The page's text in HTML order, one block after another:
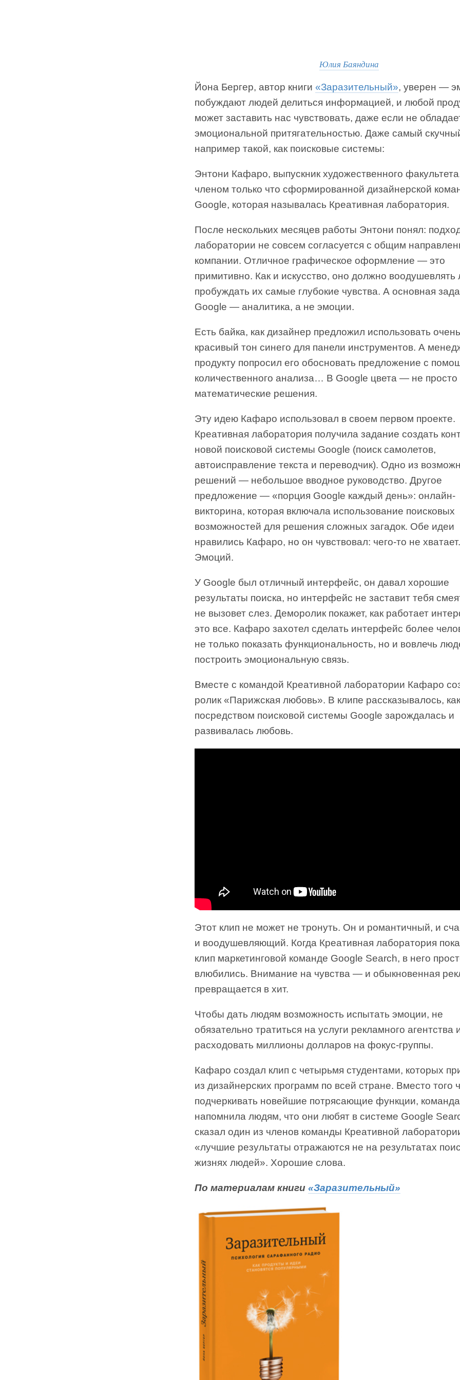
Юлия Баяндина
Йона Бергер, автор книги «Заразительный», уверен —
побуждают людей делиться информацией, и любой
может заставить нас чувствовать, даже если не
эмоциональной притягательностью. Даже самый
например такой, как поисковые системы:
Энтони Кафаро, выпускник художественного
членом только что сформированной дизайнерской
Google, которая называлась Креативная лаборатория.
После нескольких месяцев работы Энтони понял:
лаборатории не совсем согласуется с общим
компании. Отличное графическое оформление — это
примитивно. Как и искусство, оно должно воодушевлять
пробуждать их самые глубокие чувства. А основная
Google — аналитика, а не эмоции.
Есть байка, как дизайнер предложил использовать очень
красивый тон синего для панели инструментов. А
продукту попросил его обосновать предложение с
количественного анализа… В Google цвета — не просто
математические решения.
Эту идею Кафаро использовал в своем первом проекте.
Креативная лаборатория получила задание создать
новой поисковой системы Google (поиск самолетов,
автоисправление текста и переводчик). Одно из
решений — небольшое вводное руководство. Другое
предложение — «порция Google каждый день»: онлайн-
викторина, которая включала использование поисковых
возможностей для решения сложных загадок. Обе идеи
нравились Кафаро, но он чувствовал: чего-то не
Эмоций.
У Google был отличный интерфейс, он давал хорошие
результаты поиска, но интерфейс не заставит тебя
не вызовет слез. Деморолик покажет, как работает
это все. Кафаро захотел сделать интерфейс более
не только показать функциональность, но и вовлечь
построить эмоциональную связь.
Вместе с командой Креативной лаборатории Кафаро
ролик «Парижская любовь». В клипе рассказывалось, как
посредством поисковой системы Google зарождалась и
развивалась любовь.
Этот клип не может не тронуть. Он и романтичный, и
и воодушевляющий. Когда Креативная лаборатория
клип маркетинговой команде Google Search, в него
влюбились. Внимание на чувства — и обыкновенная
превращается в хит.
Чтобы дать людям возможность испытать эмоции, не
обязательно тратиться на услуги рекламного агентства
расходовать миллионы долларов на фокус-группы.
Кафаро создал клип с четырьмя студентами, которых
из дизайнерских программ по всей стране. Вместо того
подчеркивать новейшие потрясающие функции,
напомнила людям, что они любят в системе Google
сказал один из членов команды Креативной
«лучшие результаты отражаются не на результатах
жизнях людей». Хорошие слова.
По материалам книги «Заразительный»